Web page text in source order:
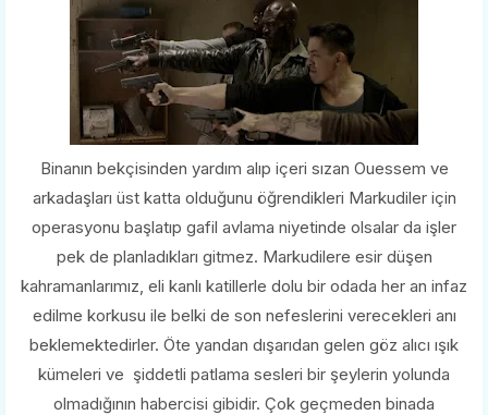
Binanın bekçisinden yardım alıp içeri sızan Ouessem ve
arkadaşları üst katta olduğunu öğrendikleri Markudiler için
operasyonu başlatıp gafil avlama niyetinde olsalar da işler
pek de planladıkları gitmez. Markudilere esir düşen
kahramanlarımız, eli kanlı katillerle dolu bir odada her an infaz
edilme korkusu ile belki de son nefeslerini verecekleri anı
beklemektedirler. Öte yandan dışarıdan gelen göz alıcı ışık
kümeleri ve şiddetli patlama sesleri bir şeylerin yolunda
olmadığının habercisi gibidir. Çok geçmeden binada